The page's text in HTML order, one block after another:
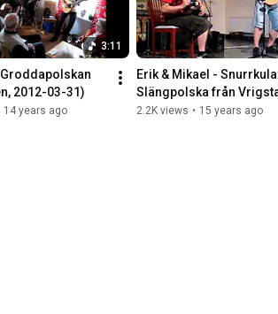
3:11
2012-03-31)
14 years ago
Erik & Mikael -
Slängpolska från
Live @ Stjärnsund Kyrka
2.2K views • 15 years ago